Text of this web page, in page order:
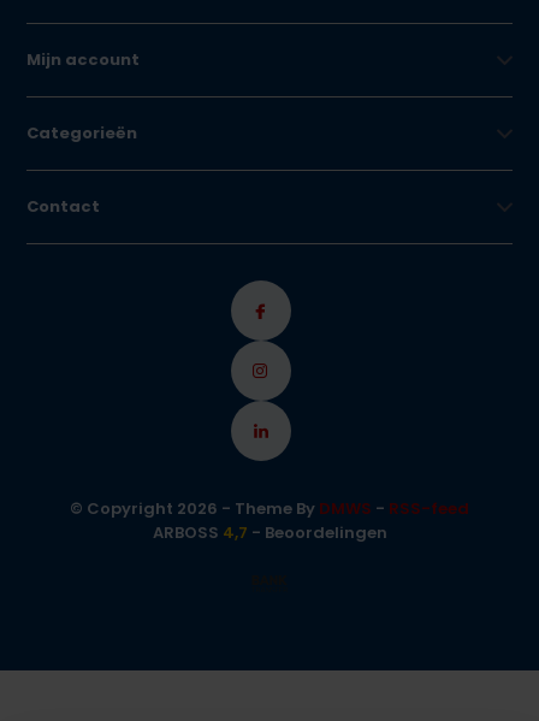
Mijn account
Categorieën
Contact
© Copyright 2026 - Theme By DMWS - RSS-feed
ARBOSS 4,7 - Beoordelingen